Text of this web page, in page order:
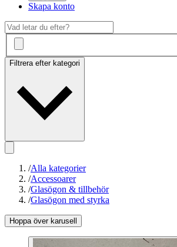
Skapa konto
Filtrera efter kategori
/Alla kategorier
/Accessoarer
/Glasögon & tillbehör
/Glasögon med styrka
Hoppa över karusell